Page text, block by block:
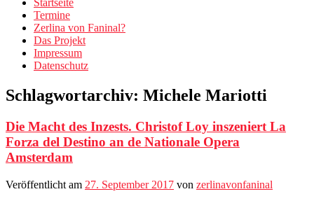
Startseite
Termine
Zerlina von Faninal?
Das Projekt
Impressum
Datenschutz
Schlagwortarchiv: Michele Mariotti
Die Macht des Inzests. Christof Loy inszeniert La
Forza del Destino an de Nationale Opera
Amsterdam
Veröffentlicht am 27. September 2017 von zerlinavonfaninal